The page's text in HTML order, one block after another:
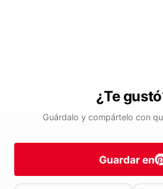
¿Te
Guárdalo y compártelo con
Guardar en